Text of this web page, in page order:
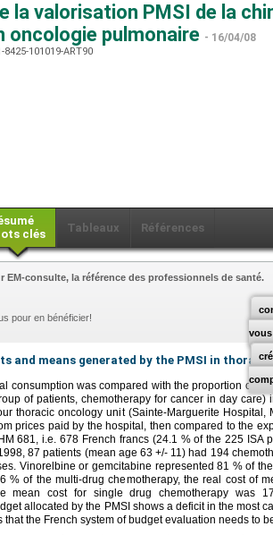
la valorisation PMSI de la
oncologie pulmonaire - 16/04/08
8425-101019-ART90
clés
Tableaux Références
vous
EM-consulte, la référence des professionnels de santé.
pour en bénéficier!
and means generated by the PMSI in
consumption was compared with the proportion of
of patients, chemotherapy for cancer in day care)
thoracic oncology unit (Sainte-Marguerite Hospital,
prices paid by the hospital, then compared to the
681, i.e. 678 French francs (24.1 % of the 225 ISA
87 patients (mean age 63 +/- 11) had 194
Vinorelbine or gemcitabine represented 81 % of
% of the multi-drug chemotherapy, the real cost of
mean cost for single drug chemotherapy was
allocated by the PMSI shows a deficit in the most
that the French system of budget evaluation needs to